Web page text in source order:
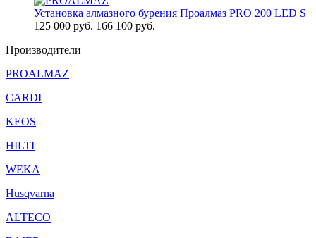
Установка алмазного бурения Проалмаз PRO 200 LED S
125 000 руб. 166 100 руб.
Производители
PROALMAZ
CARDI
KEOS
HILTI
WEKA
Husqvarna
ALTECO